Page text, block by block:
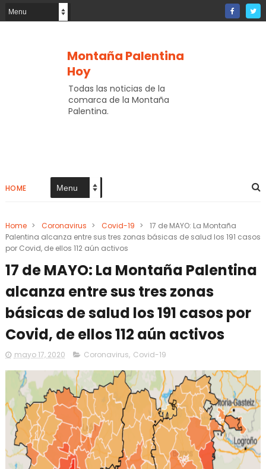
Montaña Palentina
Hoy
Todas las noticias de la
comarca de la Montaña
Palentina.
HOME
Home > Coronavirus > Covid-19 >
17 de MAYO: La Montaña
Palentina alcanza entre sus tres zonas básicas de salud los 191 casos
por Covid, de ellos 112 aún activos
17 de MAYO: La Montaña Palentina
alcanza entre sus tres zonas
básicas de salud los 191 casos por
Covid, de ellos 112 aún activos
mayo 17, 2020 Coronavirus, Covid-19